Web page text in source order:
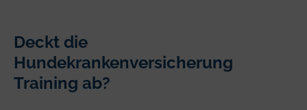
Deckt die
Hundekrankenversicherung
Training ab?